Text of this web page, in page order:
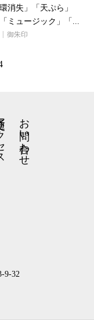
消失」「天ぷら」
「ミュージック」「...
御朱印
お問い合わせ
ス
9-32